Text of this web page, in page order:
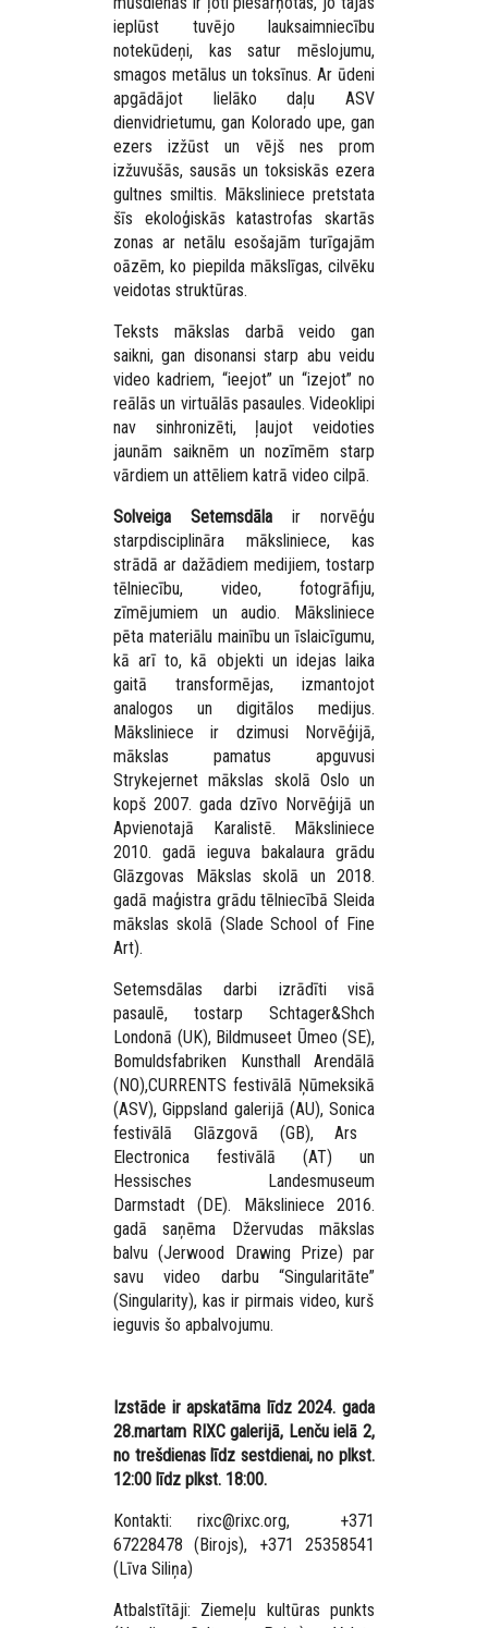
ieplūst tuvējo lauksaimniecību
notekūdeņi, kas satur mēslojumu,
smagos metālus un toksīnus. Ar ūdeni
apgādājot lielāko daļu ASV
dienvidrietumu, gan Kolorado upe, gan
ezers izžūst un vējš nes prom
izžuvušās, sausās un toksiskās ezera
gultnes smiltis. Māksliniece pretstata
šīs ekoloģiskās katastrofas skartās
zonas ar netālu esošajām turīgajām
oāzēm, ko piepilda mākslīgas, cilvēku
veidotas struktūras.
Teksts mākslas darbā veido gan
saikni, gan disonansi starp abu veidu
video kadriem, “ieejot” un “izejot” no
reālās un virtuālās pasaules. Videoklipi
nav sinhronizēti, ļaujot veidoties
jaunām saiknēm un nozīmēm starp
vārdiem un attēliem katrā video cilpā.
Solveiga Setemsdāla
ir norvēģu
starpdisciplināra māksliniece, kas
strādā ar dažādiem medijiem, tostarp
tēlniecību, video, fotogrāfiju,
zīmējumiem un audio. Māksliniece
pēta materiālu mainību un īslaicīgumu,
kā arī to, kā objekti un idejas laika
gaitā transformējas, izmantojot
analogos un digitālos medijus.
Māksliniece ir dzimusi Norvēģijā,
mākslas pamatus apguvusi
Strykejernetmākslas skolā Oslo un
kopš 2007. gada dzīvo Norvēģijā un
Apvienotajā Karalistē. Māksliniece
2010. gadā ieguva bakalaura grādu
Glāzgovas Mākslas skolā un 2018.
gadā maģistra grādu tēlniecībā Sleida
mākslas skolā (Slade School of Fine
Art).
Setemsdālas darbi izrādīti visā
pasaulē, tostarp Schtager&Shch
Londonā (UK), Bildmuseet Ūmeo (SE),
Bomuldsfabriken KunsthallArendālā
(NO),CURRENTS festivālā Ņūmeksikā
(ASV), Gippsland galerijā (AU), Sonica
festivālā Glāzgovā (GB),Ars
Electronica festivālā (AT) un
Hessisches Landesmuseum
Darmstadt(DE). Māksliniece 2016.
gadā saņēma Džervudas mākslas
balvu (Jerwood Drawing Prize) par
savu video darbu “Singularitāte”
(Singularity), kas ir pirmais video, kurš
ieguvis šo apbalvojumu.
Izstāde ir apskatāma līdz 2024. gada
28.martam RIXC galerijā, Lenču ielā 2,
no trešdienas līdz sestdienai, no plkst.
12:00 līdz plkst. 18:00.
Kontakti: rixc@rixc.org, +371
67228478 (Birojs), +371 25358541
(Līva Siliņa)
Atbalstītāji: Ziemeļu kultūras punkts